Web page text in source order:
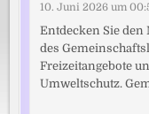
10. Juni 2026 um
Entdecken Sie den
des
Freizeitangebote
Umweltschutz.